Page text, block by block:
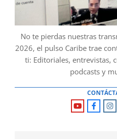
No te pierdas nuestras
2026, el pulso Caribe trae
ti: Editoriales, entrevistas,
podcasts y